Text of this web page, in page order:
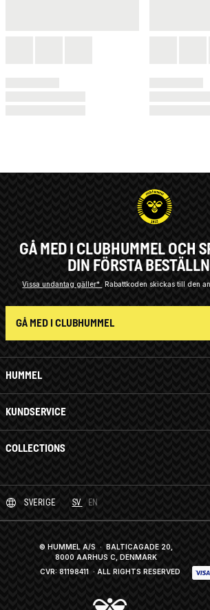
HUMMEL
KUNDSERVICE
COLLECTIONS
GÅ MED I CLUBHUMMEL OCH
DIN FÖRSTA
Vissa undantag gäller* Rabattkoden skickas till den
GÅ MED I CLUBHUMMEL
SVERIGE SV EN
© HUMMEL A/S · BALTICAGADE 20,
8000 AARHUS C, DENMARK
CVR: 81198411 · ALL RIGHTS RESERVED